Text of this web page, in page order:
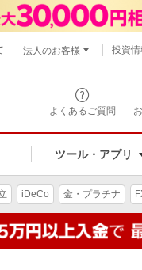
よくあるご質問
ツール・アプリ
法人のお客様 投資
iDeCo 金・プラチナ